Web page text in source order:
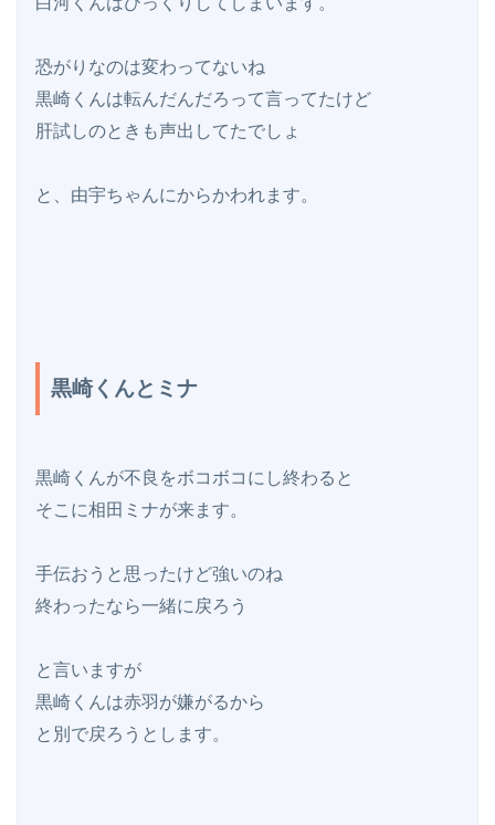
恐がりなのは変わってないね
黒崎くんは転んだんだろって言ってたけど
肝試しのときも声出してたでしょ
と、由宇ちゃんにからかわれます。
黒崎くんとミナ
黒崎くんが不良をボコボコにし終わると
そこに相田ミナが来ます。
手伝おうと思ったけど強いのね
終わったなら一緒に戻ろう
と言いますが
黒崎くんは赤羽が嫌がるから
と別で戻ろうとします。